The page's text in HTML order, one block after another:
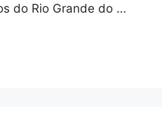
do Rio Grande do …